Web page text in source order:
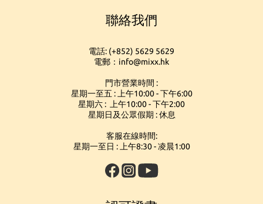
聯絡我們
電話: (+852) 5629 5629
電郵：info@mixx.hk
門市營業時間 :
星期一至五 : 上午10:00 - 下午6:00
星期六 : 上午10:00 - 下午2:00
星期日及公眾假期 : 休息
客服在線時間:
星期一至日 : 上午8:30 - 凌晨1:00